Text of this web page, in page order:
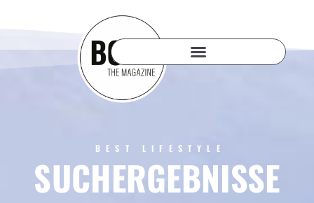
BEST LIFESTYLE
SUCHERGEBNISSE